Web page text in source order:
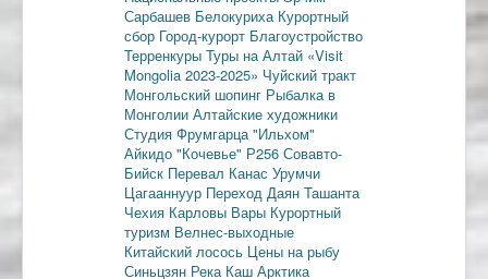
Сарбашев Белокуриха Курортный
сбор Город-курорт Благоустройство
Терренкуры Туры на Алтай «Visit
Mongolia 2023-2025» Чуйский тракт
Монгольский шопинг Рыбалка в
Монголии Алтайские художники
Студия Фрумгарца "Ильхом"
Айкидо "Кочевье" Р256 Совавто-
Бийск Перевал Канас Урумчи
Цагааннуур Переход Даян Ташанта
Чехия Карловы Вары Курортный
туризм Велнес-выходные
Китайский лосось Цены на рыбу
Синьцзян Река Каш Арктика